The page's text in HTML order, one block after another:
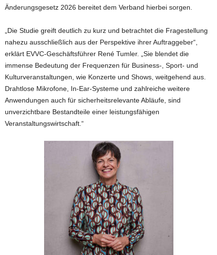
Änderungsgesetz 2026 bereitet dem Verband hierbei sorgen.
„Die Studie greift deutlich zu kurz und betrachtet die Fragestellung
nahezu ausschließlich aus der Perspektive ihrer Auftraggeber“,
erklärt EVVC-Geschäftsführer René Tumler. „Sie blendet die
immense Bedeutung der Frequenzen für Business-, Sport- und
Kulturveranstaltungen, wie Konzerte und Shows, weitgehend aus.
Drahtlose Mikrofone, In-Ear-Systeme und zahlreiche weitere
Anwendungen auch für sicherheitsrelevante Abläufe, sind
unverzichtbare Bestandteile einer leistungsfähigen
Veranstaltungswirtschaft.“